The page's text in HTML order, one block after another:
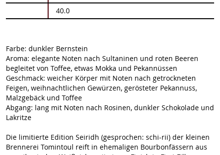
40.0
Farbe: dunkler Bernstein
Aroma: elegante Noten nach Sultaninen und roten Beeren
begleitet von Toffee, etwas Mokka und Pekannüssen
Geschmack: weicher Körper mit Noten nach getrockneten
Feigen, weihnachtlichen Gewürzen, gerösteter Pekannuss,
Malzgebäck und Toffee
Abgang: lang mit Noten nach Rosinen, dunkler Schokolade und
Lakritze
Die limitierte Edition Seiridh (gesprochen: schi-rii) der kleinen
Brennerei Tomintoul reift in ehemaligen Bourbonfässern aus